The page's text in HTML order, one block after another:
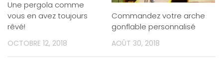
Une pergola comme
vous en avez toujours
rêvé!
OCTOBRE 12, 2018
Commandez votre arche
gonflable personnalisé
AOÛT 30, 2018